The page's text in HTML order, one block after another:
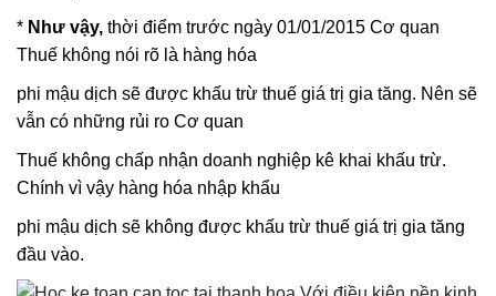
* Như vậy, thời điểm trước ngày 01/01/2015 Cơ quan
Thuế không nói rõ là hàng hóa
phi mậu dịch sẽ được khấu trừ thuế giá trị gia tăng. Nên sẽ
vẫn có những rủi ro Cơ quan
Thuế không chấp nhận doanh nghiệp kê khai khấu trừ.
Chính vì vậy hàng hóa nhập khẩu
phi mậu dịch sẽ không được khấu trừ thuế giá trị gia tăng
đầu vào.